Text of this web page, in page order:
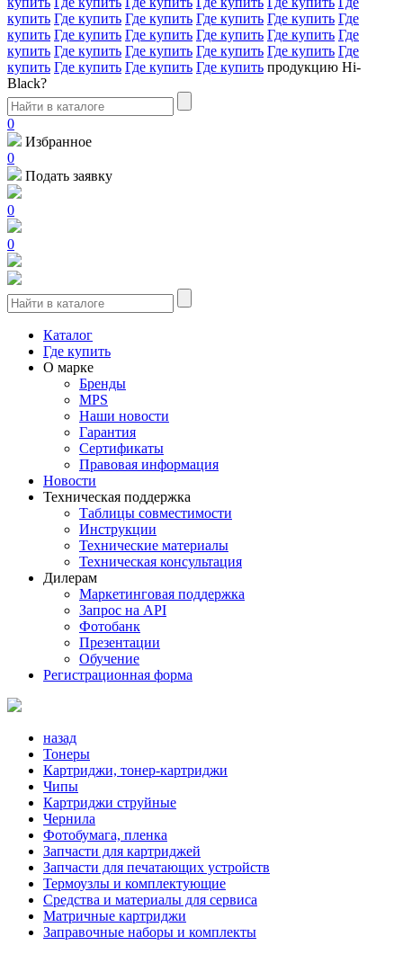
купить Где купить Где купить Где купить Где купить Где
купить Где купить Где купить Где купить Где купить Где
купить Где купить Где купить Где купить Где купить Где
купить Где купить Где купить Где купить продукцию Hi-
Black?
0
Избранное
0
Подать заявку
0
0
Каталог
Где купить
О марке
Бренды
MPS
Наши новости
Гарантия
Сертификаты
Правовая информация
Новости
Техническая поддержка
Таблицы совместимости
Инструкции
Технические материалы
Техническая консультация
Дилерам
Маркетинговая поддержка
Запрос на API
Фотобанк
Презентации
Обучение
Регистрационная форма
назад
Тонеры
Картриджи, тонер-картриджи
Чипы
Картриджи струйные
Чернила
Фотобумага, пленка
Запчасти для картриджей
Запчасти для печатающих устройств
Термоузлы и комплектующие
Средства и материалы для сервиса
Матричные картриджи
Заправочные наборы и комплекты